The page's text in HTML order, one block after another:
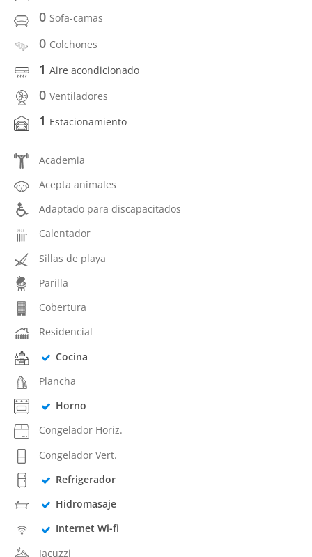
0 Sofa-camas
0 Colchones
1 Aire acondicionado
0 Ventiladores
1 Estacionamiento
Academia
Acepta animales
Adaptado para discapacitados
Calentador
Sillas de playa
Parilla
Cobertura
Residencial
Cocina
Plancha
Horno
Congelador Horiz.
Congelador Vert.
Refrigerador
Hidromasaje
Internet Wi-fi
Jacuzzi